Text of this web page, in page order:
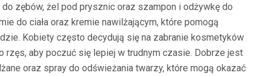
zębów, żel pod prysznic oraz szampon i odżywkę do
do ciała oraz kremie nawilżającym, które pomogą
Kobiety często decydują się na zabranie kosmetyków
rzęs, aby poczuć się lepiej w trudnym czasie. Dobrze jest
oraz spray do odświeżania twarzy, które mogą okazać